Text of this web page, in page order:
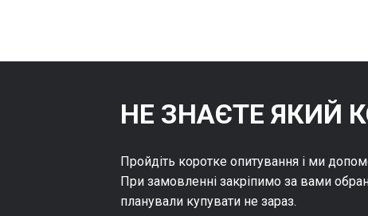
НЕ ЗНАЄТЕ ЯКИЙ
Пройдіть коротке опитування і ми
При замовленні закріпимо за вами
планували купувати не зараз.